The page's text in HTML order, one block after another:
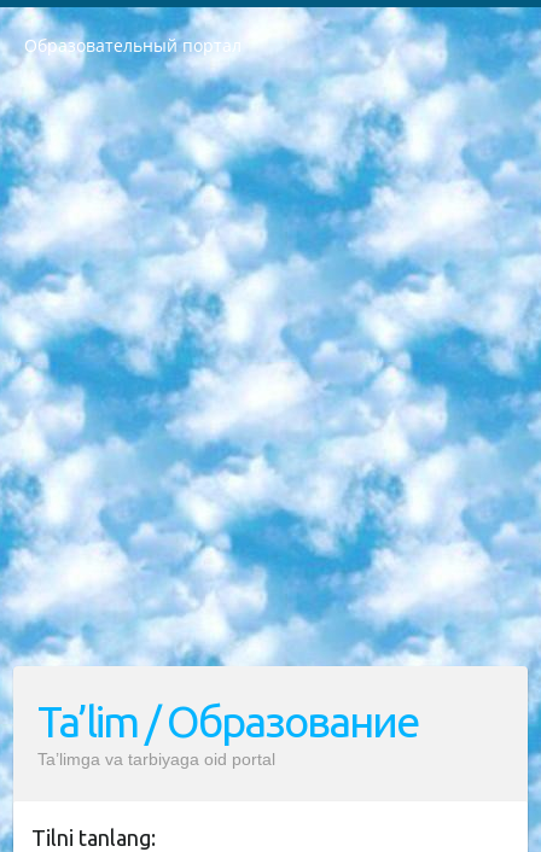
Образовательный портал
РЕСПУБЛИКА УЗБЕКИСТАН МИНИСТРЕРСТВО ДОШКОЛЬНОГО И ШКОЛЬНОГО ОБРАЗОВАНИЯ КОМАНДА в общеобразовательных учреждениях в 2023-2024 учебном году организация и проведение итоговой государственной аттестации обучающихся о Министра дошкольного и школьного образования Республики Узбекистан от 4 марта 2008 года (постановлением Минюста от 20 марта 2008 года № 1778 государственной регистрации) «Итоговое состояние учащихся общего среднего образования на основании положения об утверждении положения об аттестации общего среднего образования выпускной экзамен студентов в образовательных учреждениях в 2023-2024 учебном году В целях организации и прохождения аттестации приказываю: 1. Следующее: перечень предметов, по которым будет проводиться итоговая государственная аттестация и экзамен формы перевода согласно приложению 1; сертификаты международного образца, оценивающие уровень владения иностранными языками перечень согласно приложению 2; 2. Педагогический при специализированных образовательных учреждениях. научно-практический центр квалификации и международной оценки (Д.Давидова) 2024 г. До 25 марта: задания по предметам, по которым будет проводиться итоговая аттестация разработка и утверждение технических условий; итоговая аттестация на основании разработанного предметного задания разработка вопросов по предметам (устно и письменно), экзамен передача; общеобразовательные средние школы и специальные учебные заведения учащиеся выпускных классов школ и интернатов в агентской системе подготовка базы данных экзаменационных материалов и критериев оценки; перевод базы экзаменационных материалов на все языки обучения подать в Республиканский образовательный центр для изготовления; варианты экзаменов на основе разработанных контрольных материалов пусть будут поставлены задачи формирования. 3. Республиканский образовательный центр (Ш.Худайкулов) до 5 апреля 2024 года. до: база данных предоставленных экзаменационных материалов на все языки обучения перевод и экспертиза; для слепых, слабовидящих, глухих, слабослышащих и умственно отсталых детей учащиеся выпускных классов специализированных школ и школ-интернатов база данных экзаменационных материалов на всех преподаваемых языках подготовка критериев оценки; специализированные школы для умственно отсталых детей и технологии для учащихся выпускных классов школ-интернатов разработка соответствующих рекомендаций и критериев проведения ЕГЭ по естествознанию давать задания. 4. Педагогический при специализированных образовательных учреждениях. Научно-практический центр навыков и международной оценки (Д.Давидова), Республика образовательный центр (Худайкулов Ш.) итоговый государственный аттестационный экзамен ориентирован на творческое и логическое мышление при подготовке базы материалов учитывать введение заданий. 5. Следует отметить, что: сертификат государственного образца о знании общеобразовательного предмета и как минимум национальный уровень B1 по предметам на иностранных языках, указанным в Приложении 2. или международно признанный сертификат эквивалентного уровня студенты, изучающие определенный предмет, освобождаются от экзамена; по соответствующим предметам запланирована итоговая государственная аттестация за день до дня, путем жеребьевки Рабочей группой (в письменной форме по предметам, проводимым в форме) из числа сформированных вариантов выбрано 2 варианта; 2 выбранных варианта экзамена анонсированы на официальном сайте министерства и все выпускники по всей стране на основе этих вариантов проводит итоговую государственную аттестацию. 6. Государственное образование учащихся средних общеобразовательных учреждений. знания в соответствии с квалификационными требованиями, которые необходимо приобрести на основании стандартов итоговый (выпускной) контроль для 9 и 11 классов в целях тестирования Экзамены (далее – экзамены) состоят из предметов, перечисленных в приложении 1. будет сделано. 7. Экзамены пройдут с 26 мая по 15 июня 2024 г. (кроме науки физического воспитания). 8. Физическая для учащихся 9 классов общесредних образовательных учреждений. Экзамены по предмету «Образование, квалификация медицина» 1-6 мая 2024 года. сотрудники перевести под присмотр (с отклонениями в физическом или умственном развитии) специализированная школа для детей, школы-интернаты и со сколиозом школы-интернаты санаторного типа для больных детей исключены). 9. Он был слепым, слабовидящим и имел нарушения опорно-двигательного аппарата. экзамены в специализированных школах и интернатах для детей должны проводиться исходя из требований, предъявляемых к общеобразовательным учреждениям (физкультура кроме науки). 10. Специализированная школа для глухих и слабослышащих детей. и экзамены в интернатах и быть реализован в виде письменного теста по математике. 11. Специальность для умственно отсталых детей. Для 9 класса Родной язык и литературное письмо Государственный язык (язык обучения – узбекский). для неклассов) написано Математическое письмо Письменная/устная история Узбекистана Физическое воспитание практично Итоговый контроль Для 11 класса Написание родного языка и литературы (эссе) Математическое письмо Узбекский язык (обучение на узбекском языке) не посещающее общее среднее образование для учреждений)/Образовательное учреждение выбор письменный и устный Иностранный язык письменный/устный Письменная/устная история Узбекистана *По выбору студента:  Химия  Физика  Основы государственного права  География 10 бесплатных образовательных ресурсов - Мы составили подборку онлайн-проектов с интерактивными упражнениями, видеолекциями и статьями. Они помогут вам обрести новые и освежить старые знания бесплатно. 1. «ИНТУИТ» Старейшая образовательная площадка Рунета. Здесь вы найдёте сотни текстовых и видеокурсов на десятки различных тем — от программирования до психологии. Многие курсы подготовлены российскими университетами и крупными международными компаниями вроде Intel и Microsoft. Самостоятельное обучение бесплатное, но желающие могут оплатить услуги персональных наставников. 2. «Смартия» знакомит с актуальными профессиями и подсказывает, как им обучаться. Выбрав заинтересовавшую вас специальность — SMM-специалист, фотограф, веб-дизайнер или другую, — увидите список необходимых для неё умений. Чтобы вы могли освоить их самостоятельно, для каждого умения площадка отображает подборку ссылок на учебные материалы. Хотя «Смартия» ориентируется на русскоязычную аудиторию, часть контента всё же доступна только на английском. 3. «Лекторий Физтеха» Проект Московского физико-технического института (Физтеха). С его помощью вы можете смотреть онлайн серии лекций, записанные на видео в этом вузе. В числе доступных предметов — физика, биология, химия, информационные технологии и другие. К некоторым лекциям администрация ресурса прилагает готовые конспекты, которые можно скачивать в PDF-формате. 4. ITMOcourses Онлайн-площадка Санкт-Петербургского национального исследовательского университета информационных технологий, механики и оптики (ИТМО). Ресурс предоставляет свободный доступ к курсам, разработанным в этом вузе. Каталог материалов разбит на четыре категории: «Оптические системы и технологии», «Приборостроение и робототехника», «Информационные технологии» и «Биотехнологии». Курсы состоят из видеолекций, интерактивных демонстраций и заданий. 5. «КиберЛенинка» Электронная научная библиотека открытого доступа. Каталог площадки регулярно обрастает текстами статей из различных научных изданий. Сгруппированные по журналам и рубрикам публикации можно читать онлайн или скачивать целиком в PDF-формате. Проект нацелен на популяризацию науки за счёт открытого доступа к качественной информации. 6. «ПостНаука» На этом ресурсе публикуют подборки видеолекций, составленные экспертами из разных отраслей и объединённые общими темами. Среди них, к примеру, есть серии «Биоинформатика и геномика», «Культура средневековой Скандинавии» и Cinema Studies о теории кино. Каждая подборка лекций — логически связанная история, рассказанная экспертом от первого лица. Кроме того, на сайте появляются научно-образовательные статьи и тесты на разные темы. 7. «Newочём» Команда проекта «Newочём» отбирает самые интересные тексты из англоязычных СМИ и переводит те из них, за которые голосуют участники сообщества «ВКонтакте». По большей части это научно-популярные статьи. Редакторы придумывают лишь заголовки, в остальном содержание переводов соответствует оригиналам. Полные тексты можно читать прямо в социальной сети. 8. InternetUrok Онлайн-база материалов по основным дисциплинам школьной программы. Информация на сайте структурирована по классам, предметам и темам (урокам). Каждый урок состоит из видеолекций и конспектов. Есть также интерактивные тренажёры и тесты для закрепления пройденного материала. Даже если вы давно окончили школу, возможность повторить программу старших классов всегда может пригодиться. 9. Edutainme Ещё один ресурс об образовании. В отличие от Newtonew, как мне кажется, Edutainme больше ориентируется на представителей индустрии: педагогов, предпринимателей, разработчиков образовательных проектов. Но и любой, кто просто стремится к саморазвитию, найдёт на сайте много полезного и интересного для себя. Например, информацию о новых курсах и образовательных сервисах. 10. Newtonew Онлайн-медиа об образовании и обучении в широком смысле. Авторы Newtonew пишут об инструментах, заведениях, тактиках и стратегиях, которые помогают учить других и получать новые знания самостоятельно. На этой площадке вы найдёте новости, обзоры, аналитические мат
Ta’lim / Образование
Ta’limga va tarbiyaga oid portal
Tilni tanlang: